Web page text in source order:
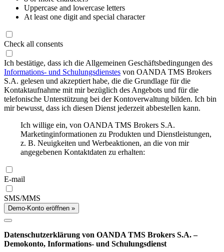
Uppercase and lowercase letters
At least one digit and special character
Check all consents
Ich bestätige, dass ich die Allgemeinen Geschäftsbedingungen des
Informations- und Schulungsdienstes von OANDA TMS Brokers
S.A. gelesen und akzeptiert habe, die die Grundlage für die
Kontaktaufnahme mit mir bezüglich des Angebots und für die
telefonische Unterstützung bei der Kontoverwaltung bilden. Ich bin
mir bewusst, dass ich diesen Dienst jederzeit abbestellen kann.
Ich willige ein, von OANDA TMS Brokers S.A.
Marketinginformationen zu Produkten und Dienstleistungen,
z. B. Neuigkeiten und Werbeaktionen, an die von mir
angegebenen Kontaktdaten zu erhalten:
E-mail
SMS/MMS
Demo-Konto eröffnen »
Datenschutzerklärung von OANDA TMS Brokers S.A. –
Demokonto, Informations- und Schulungsdienst